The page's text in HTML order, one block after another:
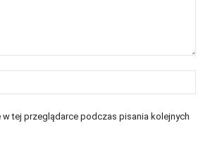
w tej przeglądarce podczas pisania kolejnych